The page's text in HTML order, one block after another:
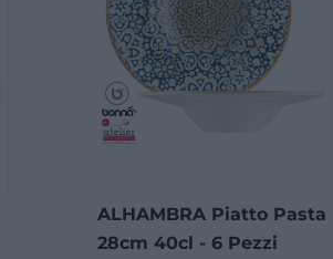
ALHAMBRA Piatto Pasta
28cm 40cl - 6 Pezzi